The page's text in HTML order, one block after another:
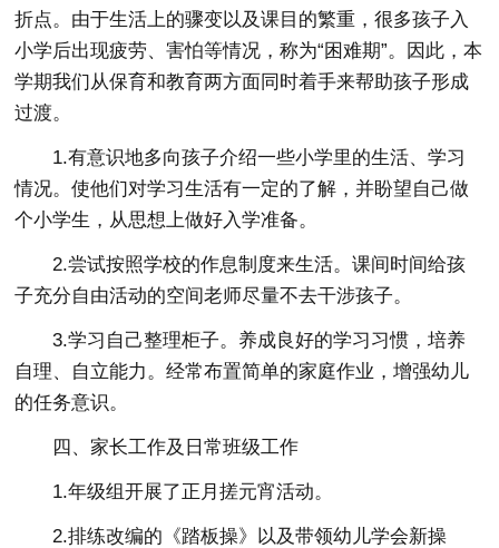
折点。由于生活上的骤变以及课目的繁重，很多孩子入
小学后出现疲劳、害怕等情况，称为“困难期”。因此，本
学期我们从保育和教育两方面同时着手来帮助孩子形成
过渡。
1.有意识地多向孩子介绍一些小学里的生活、学习
情况。使他们对学习生活有一定的了解，并盼望自己做
个小学生，从思想上做好入学准备。
2.尝试按照学校的作息制度来生活。课间时间给孩
子充分自由活动的空间老师尽量不去干涉孩子。
3.学习自己整理柜子。养成良好的学习习惯，培养
自理、自立能力。经常布置简单的家庭作业，增强幼儿
的任务意识。
四、家长工作及日常班级工作
1.年级组开展了正月搓元宵活动。
2.排练改编的《踏板操》以及带领幼儿学会新操